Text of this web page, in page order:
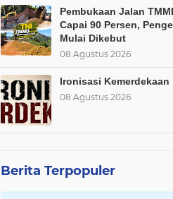
Pembukaan Jalan
Capai 90 Persen,
Mulai Dikebut
08 Agustus 2026
Ironisasi Kemerdekaan
08 Agustus 2026
Berita Terpopuler